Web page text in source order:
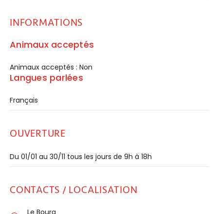
INFORMATIONS
Animaux acceptés
Animaux acceptés : Non
Langues parlées
Français
OUVERTURE
Du 01/01 au 30/11 tous les jours de 9h à 18h
CONTACTS / LOCALISATION